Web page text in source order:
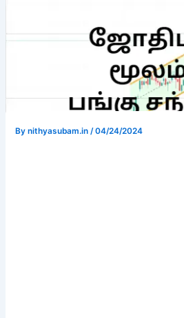
Bynithyasubam.in/04/24/2024